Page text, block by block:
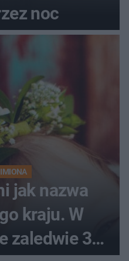
noc
jak nazwa
kraju. W
zaledwie 3